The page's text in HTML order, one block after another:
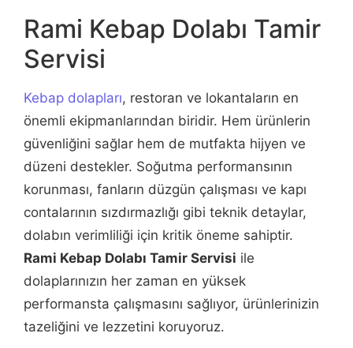
Rami Kebap Dolabı Tamir
Servisi
Kebap dolapları, restoran ve lokantaların en
önemli ekipmanlarından biridir. Hem ürünlerin
güvenliğini sağlar hem de mutfakta hijyen ve
düzeni destekler. Soğutma performansının
korunması, fanların düzgün çalışması ve kapı
contalarının sızdırmazlığı gibi teknik detaylar,
dolabın verimliliği için kritik öneme sahiptir.
Rami Kebap Dolabı Tamir Servisi ile
dolaplarınızın her zaman en yüksek
performansta çalışmasını sağlıyor, ürünlerinizin
tazeliğini ve lezzetini koruyoruz.